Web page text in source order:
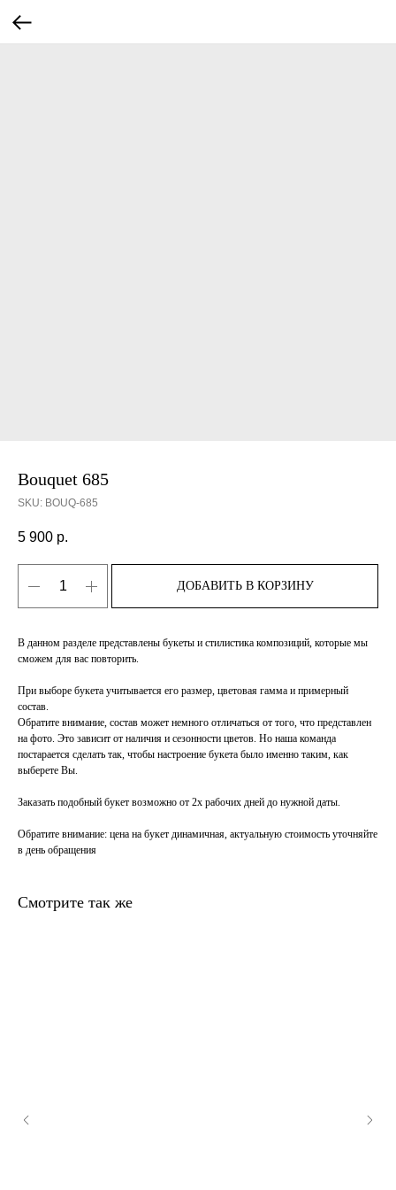
Bouquet 685
SKU: BOUQ-685
5 900 р.
ДОБАВИТЬ В КОРЗИНУ
В данном разделе представлены букеты и стилистика композиций, которые мы
сможем для вас повторить.
При выборе букета учитывается его размер, цветовая гамма и примерный
состав.
Обратите внимание, состав может немного отличаться от того, что представлен
на фото. Это зависит от наличия и сезонности цветов. Но наша команда
постарается сделать так, чтобы настроение букета было именно таким, как
выберете Вы.
Заказать подобный букет возможно от 2х рабочих дней до нужной даты.
Обратите внимание: цена на букет динамичная, актуальную стоимость уточняйте
в день обращения
Смотрите так же